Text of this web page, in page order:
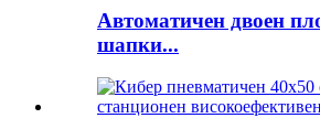
Автоматичен двоен
шапки...